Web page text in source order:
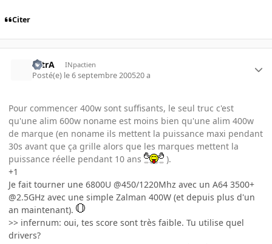
Citer
UltrA INpactien
Posté(e) le 6 septembre 200520 a
Pour commencer 400w sont suffisants, le seul truc c'est
qu'une alim 600w noname est moins bien qu'une alim 400w
de marque (en noname ils mettent la puissance maxi pendant
30s avant que ça grille alors que les marques mettent la
puissance réelle pendant 10 ans
).
+1
Je fait tourner une 6800U @450/1220Mhz avec un A64 3500+
@2.5GHz avec une simple Zalman 400W (et depuis plus d'un
an maintenant).
>> infernum: oui, tes score sont très faible. Tu utilise quel
drivers?